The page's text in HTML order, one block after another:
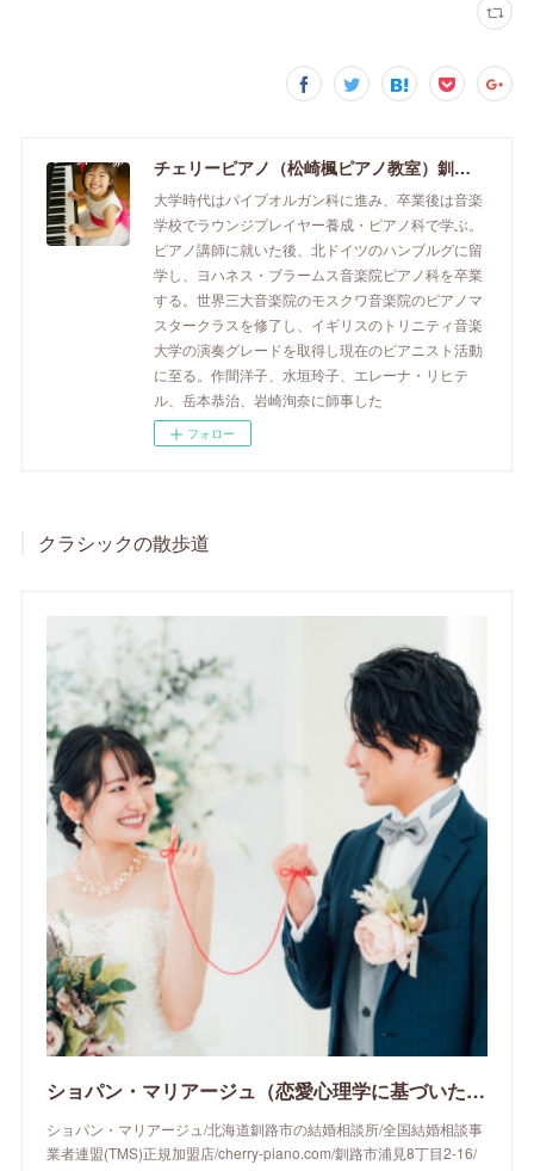
チェリーピアノ（松崎楓ピアノ教室）釧路市のピアノ教室
大学時代はパイプオルガン科に進み、卒業後は音楽
学校でラウンジプレイヤー養成・ピアノ科で学ぶ。
ピアノ講師に就いた後、北ドイツのハンブルグに留
学し、ヨハネス・ブラームス音楽院ピアノ科を卒業
する。世界三大音楽院のモスクワ音楽院のピアノマ
スタークラスを修了し、イギリスのトリニティ音楽
大学の演奏グレードを取得し現在のピアニスト活動
に至る。作間洋子、水垣玲子、エレーナ・リヒテ
ル、岳本恭治、岩崎洵奈に師事した
フォロー
クラシックの散歩道
ショパン・マリアージュ（恋愛心理学に基づいたサポートをする釧路市の結婚相談所）/ 全国結婚相談事業者連盟正規加盟店 / cherry-piano.com
ショパン・マリアージュ/北海道釧路市の結婚相談所/全国結婚相談事
業者連盟(TMS)正規加盟店/cherry-piano.com/釧路市浦見8丁目2-16/